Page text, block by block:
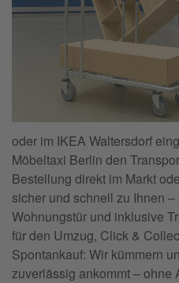
oder im IKEA Waltersdorf
Möbeltaxi Berlin den
Bestellung direkt im Markt
sicher und schnell zu Ihnen
Wohnungstür und inklusive
für den Umzug, Click &
Spontankauf: Wir kümmern
zuverlässig ankommt – ohne